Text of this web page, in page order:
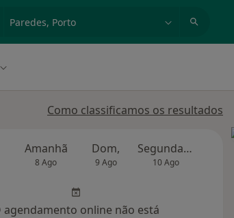
Como classificamos os resultados
Amanhã
8 Ago
Dom,
9 Ago
Segunda-feira
10 Ago
agendamento online não está